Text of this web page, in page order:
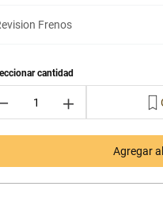
Frenos
＋
Agregar